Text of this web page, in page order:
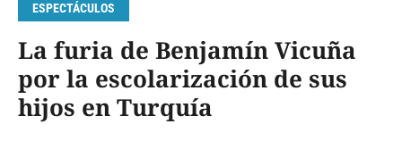
ESPECTÁCULOS
La furia de Benjamín Vicuña
por la escolarización de sus
hijos en Turquía